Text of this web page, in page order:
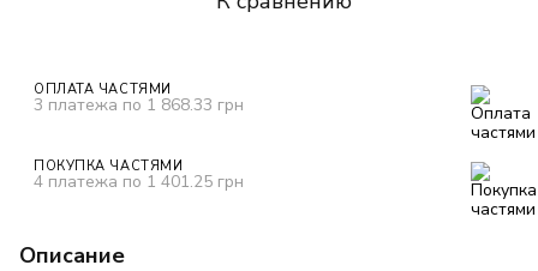
ОПЛАТА ЧАСТЯМИ
3 платежа по 1 868.33 грн
ПОКУПКА ЧАСТЯМИ
4 платежа по 1 401.25 грн
Описание